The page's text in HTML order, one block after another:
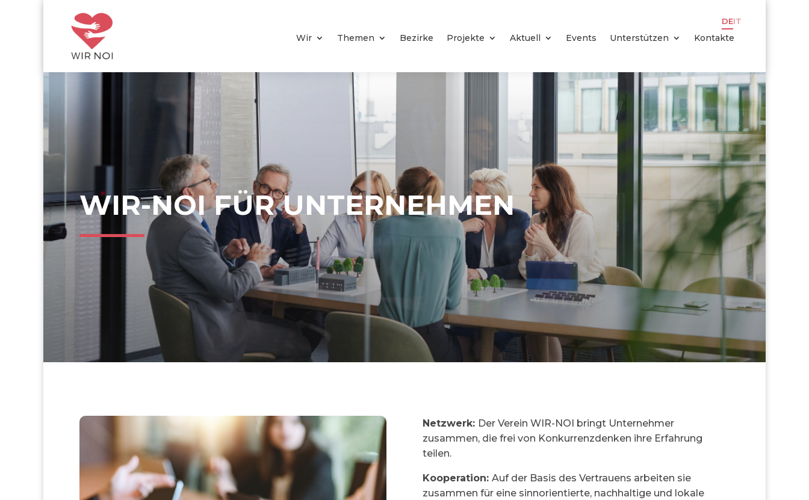
DEIT
Wir Themen Bezirke Projekte Aktuell Events Unterstützen Kontakte
WIR-NOI FÜR UNTERNEHMEN
Netzwerk: Der Verein WIR-NOI bringt Unternehmer
zusammen, die frei von Konkurrenzdenken ihre Erfahrung
teilen.
Kooperation: Auf der Basis des Vertrauens arbeiten sie
zusammen für eine sinnorientierte, nachhaltige und lokale